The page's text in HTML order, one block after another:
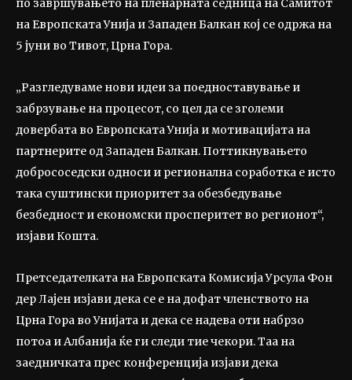
по завршувањето на пленарната седница на Самитот
на Европската Унија и Западен Балкан кој се одржа на
5 јуни во Тивот, Црна Гора.
„Разгледуваме нови идеи за поедноставување и
забрзување на процесот, со цел да се зголеми
довербата во Европската Унија и мотивацијата на
партнерите од Западен Балкан. Поттикнувањето
добрососедски односи и регионална соработка е исто
така суштински приоритет за обезбедување
безбедност и економски просперитет во регионот“,
изјави Кошта.
Претседателката на Европската Комисија Урсула Фон
дер Лајен изјави дека се е на дофат членството на
Црна Гора во Унијата и дека се надева оти набрзо
потоа и Албанија ќе ги следи тие чекори. Таа на
заедничката прес конференција изјави дека